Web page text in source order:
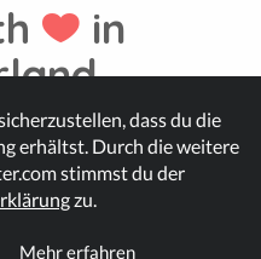
in
dass du die
erhältst. Durch die weitere
stimmst du der
zu.
Mehr erfahren